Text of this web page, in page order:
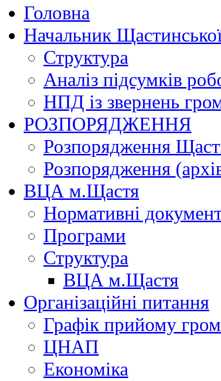
Головна
Начальник
Структура
Аналіз підсумків
НПД із звернень
РОЗПОРЯДЖЕННЯ
Розпорядження
Розпорядження
ВЦА м.Щастя
Нормативні
Програми
Структура
ВЦА м.Щастя
Організаційні питання
Графік прийому
ЦНАП
Економіка